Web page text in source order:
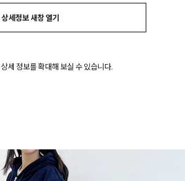
상세정보 새창 열기
상세 정보를 확대해 보실 수 있습니다.